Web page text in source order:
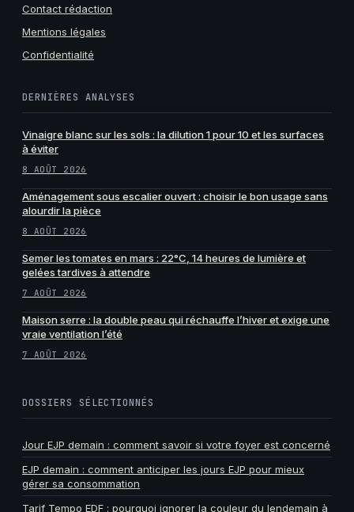
Contact rédaction
Mentions légales
Confidentialité
DERNIÈRES ANALYSES
Vinaigre blanc sur les sols : la dilution 1 pour 10 et les surfaces
à éviter
8 AOÛT 2026
Aménagement sous escalier ouvert : choisir le bon usage sans
alourdir la pièce
8 AOÛT 2026
Semer les tomates en mars : 22°C, 14 heures de lumière et
gelées tardives à attendre
7 AOÛT 2026
Maison serre : la double peau qui réchauffe l’hiver et exige une
vraie ventilation l’été
7 AOÛT 2026
DOSSIERS SÉLECTIONNÉS
Jour EJP demain : comment savoir si votre foyer est concerné
EJP demain : comment anticiper les jours EJP pour mieux
gérer sa consommation
Tarif Tempo EDF : pourquoi ignorer la couleur du lendemain à